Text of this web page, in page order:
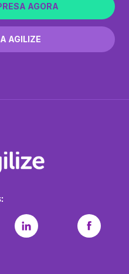
AGORA
AGILIZE